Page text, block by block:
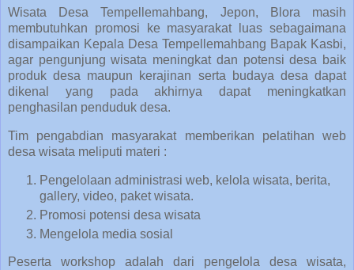
Wisata Desa Tempellemahbang, Jepon, Blora masih
membutuhkan promosi ke masyarakat luas sebagaimana
disampaikan Kepala Desa Tempellemahbang Bapak Kasbi,
agar pengunjung wisata meningkat dan potensi desa baik
produk desa maupun kerajinan serta budaya desa dapat
dikenal yang pada akhirnya dapat meningkatkan
penghasilan penduduk desa.
Tim pengabdian masyarakat memberikan pelatihan web
desa wisata meliputi materi :
Pengelolaan administrasi web, kelola wisata, berita,
gallery, video, paket wisata.
Promosi potensi desa wisata
Mengelola media sosial
Peserta workshop adalah dari pengelola desa wisata,